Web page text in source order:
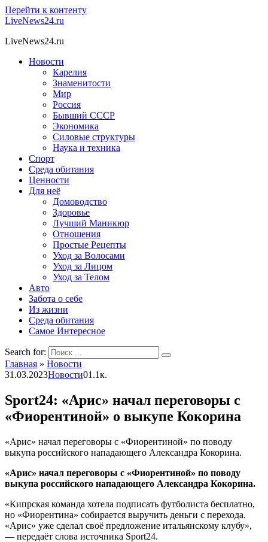
Перейти к контенту
LiveNews24.ru
LiveNews24.ru
Новости
Карелия
Знаменитости
Мир
Россия
Бывший СССР
Экономика
Силовые структуры
Наука и техника
Спорт
Среда обитания
Ценности
Для неё
Домоводство
Здоровье
Лучший Маникюр
Отношения
Простые Рецепты
Уход за Волосами
Уход за Лицом
Уход за Телом
Авто
Забота о себе
Из жизни
Среда обитания
Самое Интересное
Search for:
Главная » Новости
31.03.2023Новости01.1к.
Sport24: «Арис» начал переговоры с
«Фиорентиной» о выкупе Кокорина
«Арис» начал переговоры с «Фиорентиной» по поводу
выкупа российского нападающего Александра Кокорина.
«Арис» начал переговоры с «Фиорентиной» по поводу
выкупа российского нападающего Александра Кокорина.
«Кипрская команда хотела подписать футболиста бесплатно,
но «Фиорентина» собирается выручить деньги с перехода.
«Арис» уже сделал своё предложение итальянскому клубу»,
— передаёт слова источника Sport24.